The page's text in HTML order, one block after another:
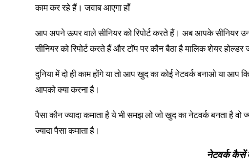
काम कर रहे हैं। जवाब आएगा हाँ
आप अपने ऊपर वाले सीनियर को रिपोर्ट करते हैं। अब आपके सीनियर
सीनियर को रिपोर्ट करते हैं और टॉप पर कौन बैठा है मालिक शेयर
दुनिया में दो ही काम होंगे या तो आप खुद का कोई नेटवर्क बनाओ या
आपको क्या करना है।
पैसा कौन ज्यादा कमाता है ये भी समझ लो जो खुद का नेटवर्क बनता है वो
ज्यादा पैसा कमाता है।
नेटवर्क कैसें